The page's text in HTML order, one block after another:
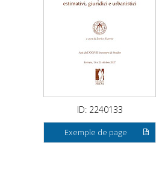
ID: 2240133
Exemple de page